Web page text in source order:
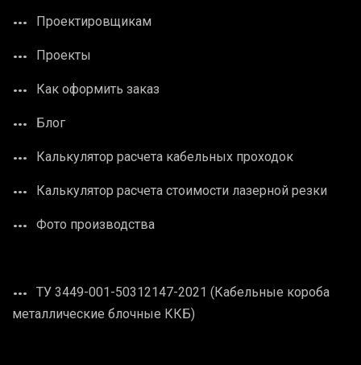
Проектировщикам
Проекты
Как оформить заказ
Блог
Калькулятор расчета кабельных проходок
Калькулятор расчета стоимости лазерной резки
Фото производства
ТУ 3449-001-50312147-2021 (Кабельные короба
металлические блочные ККБ)